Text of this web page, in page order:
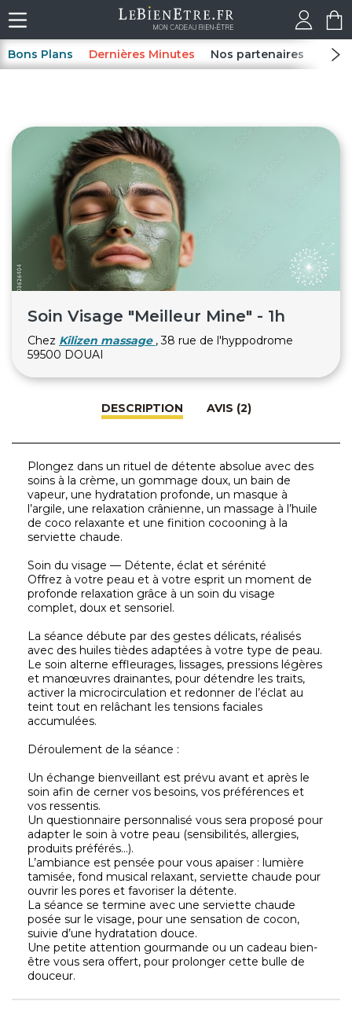
Bons Plans Dernières Minutes Nos partenaires Spas
Soin Visage "Meilleur Mine" - 1h
Chez Kilizen massage , 38 rue de l'hyppodrome
59500 DOUAI
DESCRIPTION AVIS (2)
Plongez dans un rituel de détente absolue avec des
soins à la crème, un gommage doux, un bain de
vapeur, une hydratation profonde, un masque à
l’argile, une relaxation crânienne, un massage à l’huile
de coco relaxante et une finition cocooning à la
serviette chaude.
Soin du visage — Détente, éclat et sérénité
Offrez à votre peau et à votre esprit un moment de
profonde relaxation grâce à un soin du visage
complet, doux et sensoriel.
La séance débute par des gestes délicats, réalisés
avec des huiles tièdes adaptées à votre type de peau.
Le soin alterne effleurages, lissages, pressions légères
et manœuvres drainantes, pour détendre les traits,
activer la microcirculation et redonner de l’éclat au
teint tout en relâchant les tensions faciales
accumulées.
Déroulement de la séance :
Un échange bienveillant est prévu avant et après le
soin afin de cerner vos besoins, vos préférences et
vos ressentis.
Un questionnaire personnalisé vous sera proposé pour
adapter le soin à votre peau (sensibilités, allergies,
produits préférés…).
L’ambiance est pensée pour vous apaiser : lumière
tamisée, fond musical relaxant, serviette chaude pour
ouvrir les pores et favoriser la détente.
La séance se termine avec une serviette chaude
posée sur le visage, pour une sensation de cocon,
suivie d’une hydratation douce.
Une petite attention gourmande ou un cadeau bien-
être vous sera offert, pour prolonger cette bulle de
douceur.